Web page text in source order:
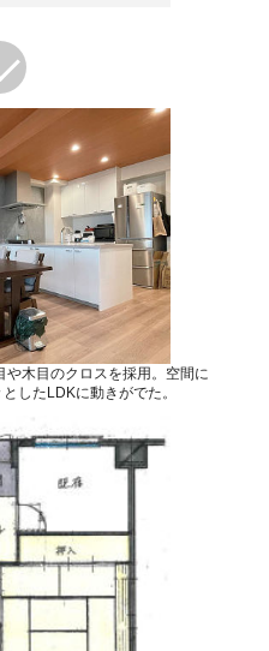
や木目のクロスを採用。空間に
したLDKに動きがでた。